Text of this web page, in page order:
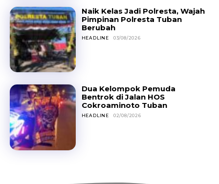
Naik Kelas Jadi Polresta, Wajah
Pimpinan Polresta Tuban
Berubah
HEADLINE 03/08/2026
Dua Kelompok Pemuda
Bentrok di Jalan HOS
Cokroaminoto Tuban
HEADLINE 02/08/2026